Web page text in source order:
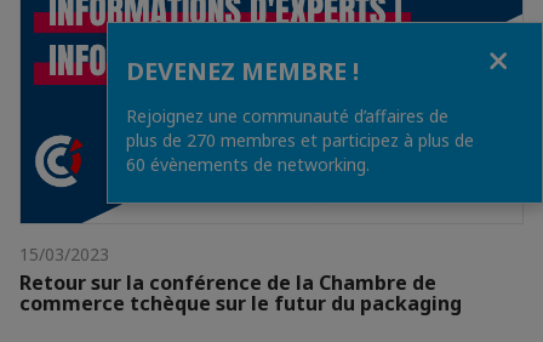
15/03/2023
Retour sur la conférence de la Chambre de
commerce tchèque sur le futur du packaging
DEVENEZ MEMBRE !
Rejoignez une communauté d’affaires de
plus de 270 membres et participez à plus de
60 évènements de networking.